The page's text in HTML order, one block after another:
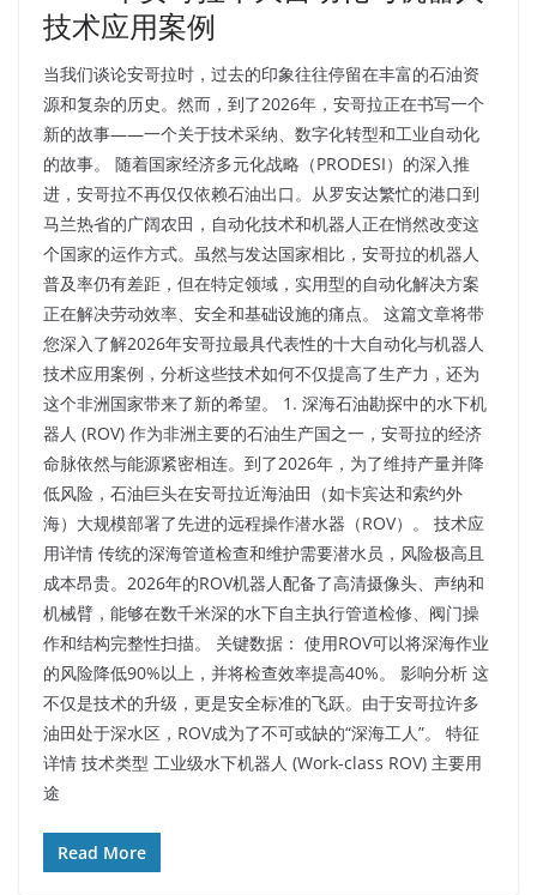
技术应用案例
当我们谈论安哥拉时，过去的印象往往停留在丰富的石油资
源和复杂的历史。然而，到了2026年，安哥拉正在书写一个
新的故事——一个关于技术采纳、数字化转型和工业自动化
的故事。 随着国家经济多元化战略（PRODESI）的深入推
进，安哥拉不再仅仅依赖石油出口。从罗安达繁忙的港口到
马兰热省的广阔农田，自动化技术和机器人正在悄然改变这
个国家的运作方式。虽然与发达国家相比，安哥拉的机器人
普及率仍有差距，但在特定领域，实用型的自动化解决方案
正在解决劳动效率、安全和基础设施的痛点。 这篇文章将带
您深入了解2026年安哥拉最具代表性的十大自动化与机器人
技术应用案例，分析这些技术如何不仅提高了生产力，还为
这个非洲国家带来了新的希望。 1. 深海石油勘探中的水下机
器人 (ROV) 作为非洲主要的石油生产国之一，安哥拉的经济
命脉依然与能源紧密相连。到了2026年，为了维持产量并降
低风险，石油巨头在安哥拉近海油田（如卡宾达和索约外
海）大规模部署了先进的远程操作潜水器（ROV）。 技术应
用详情 传统的深海管道检查和维护需要潜水员，风险极高且
成本昂贵。2026年的ROV机器人配备了高清摄像头、声纳和
机械臂，能够在数千米深的水下自主执行管道检修、阀门操
作和结构完整性扫描。 关键数据： 使用ROV可以将深海作业
的风险降低90%以上，并将检查效率提高40%。 影响分析 这
不仅是技术的升级，更是安全标准的飞跃。由于安哥拉许多
油田处于深水区，ROV成为了不可或缺的“深海工人”。 特征
详情 技术类型 工业级水下机器人 (Work-class ROV) 主要用
途
Read More